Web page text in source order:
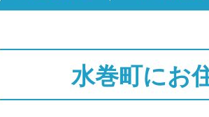
水巻町にお